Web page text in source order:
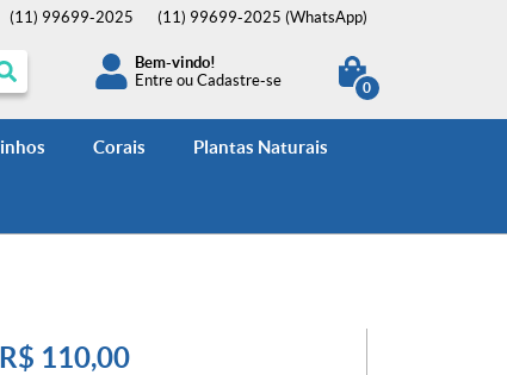
(11) 99699-2025 (11) 99699-2025 (WhatsApp)
Bem-vindo!
Entre ouCadastre-se 0
Corais Plantas Naturais
R$ 110,00